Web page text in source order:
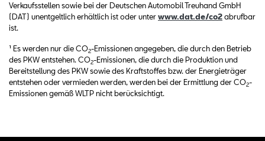
Verkaufsstellen sowie bei der Deutschen Automobil Treuhand GmbH
(DAT) unentgeltlich erhältlich ist oder unterwww.dat.de/co2abrufbar
ist.
¹ Es werden nur die CO2-Emissionen angegeben, die durch den Betrieb
des PKW entstehen. CO2-Emissionen, die durch die Produktion und
Bereitstellung des PKW sowie des Kraftstoffes bzw. der Energieträger
entstehen oder vermieden werden, werden bei der Ermittlung der CO2-
Emissionen gemäß WLTP nicht berücksichtigt.